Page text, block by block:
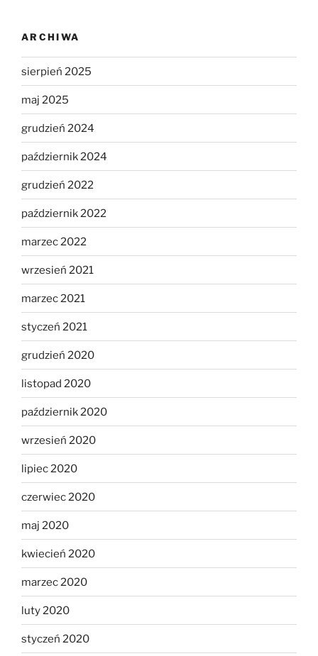
ARCHIWA
sierpień 2025
maj 2025
grudzień 2024
październik 2024
grudzień 2022
październik 2022
marzec 2022
wrzesień 2021
marzec 2021
styczeń 2021
grudzień 2020
listopad 2020
październik 2020
wrzesień 2020
lipiec 2020
czerwiec 2020
maj 2020
kwiecień 2020
marzec 2020
luty 2020
styczeń 2020